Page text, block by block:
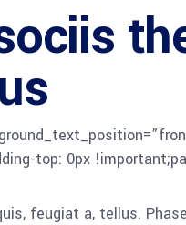
top: 0px
feugiat a, tellus.